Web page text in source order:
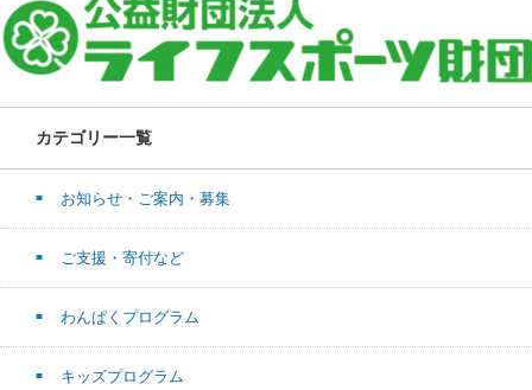
カテゴリー一覧
お知らせ・ご案内・募集
ご支援・寄付など
わんぱくプログラム
キッズプログラム